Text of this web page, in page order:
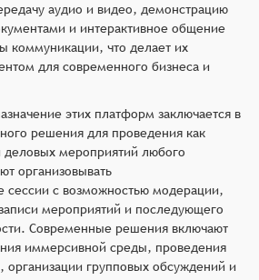
аудио и видео, демонстрацию
и интерактивное общение
коммуникации, что делает их
для современного бизнеса и
этих платформ заключается в
решения для проведения как
деловых мероприятий любого
организовывать
сессии с возможностью модерации,
мероприятий и последующего
Современные решения включают
иммерсивной среды, проведения
организации групповых обсуждений и